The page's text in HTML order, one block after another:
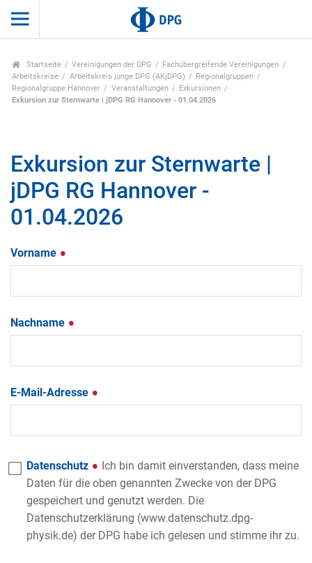
Startseite Vereinigungen der DPG
Fachübergreifende Vereinigungen
Arbeitskreise
Arbeitskreis junge DPG (AKjDPG)
Regionalgruppen
Regionalgruppe Hannover
Veranstaltungen
Exkursionen
Exkursion zur Sternwarte | jDPG RG Hannover - 01.04.2026
Exkursion zur Sternwarte |
jDPG RG Hannover -
01.04.2026
Vorname
Nachname
E-Mail-Adresse
Datenschutz
Ich bin damit einverstanden, dass meine
Daten für die oben genannten Zwecke von der DPG
gespeichert und genutzt werden. Die
Datenschutzerklärung (www.datenschutz.dpg-
physik.de) der DPG habe ich gelesen und stimme ihr zu.